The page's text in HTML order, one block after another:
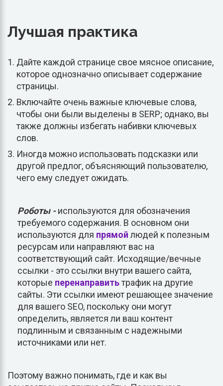
Лучшая практика
Дайте каждой странице свое мясное описание,
которое однозначно описывает содержание
страницы.
Включайте очень важные ключевые слова,
чтобы они были выделены в SERP; однако, вы
также должны избегать набивки ключевых
слов.
Иногда можно использовать подсказки или
другой предлог, объясняющий пользователю,
чего ему следует ожидать.
Роботы -используются для обозначения
требуемого содержания. В основном они
используются для прямой людей к полезным
ресурсам или направляют вас на
соответствующий сайт. Исходящие/вечные
ссылки - это ссылки внутри вашего сайта,
которые перенаправитьтрафик на другие
сайты. Эти ссылки имеют решающее значение
для вашего SEO, поскольку они могут
определить, является ли ваш контент
подлинным и связанным с надежными
источниками или нет.
Поэтому важно понимать, где и как вы